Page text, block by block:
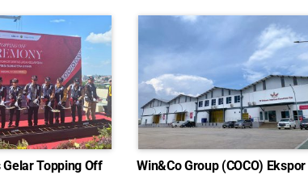
Gelar Topping Off
Win&Co Group (COCO) Ekspor